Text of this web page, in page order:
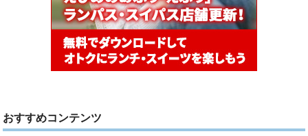
おすすめコンテンツ